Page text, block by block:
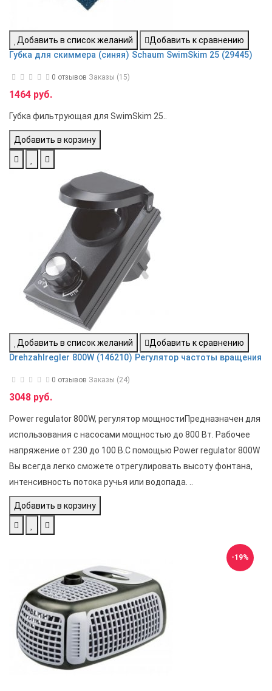
Добавить в список желаний
Добавить к сравнению
Губка для скиммера (синяя) Schaum SwimSkim 25 (29445)
0 отзывов Заказы (15)
1464 руб.
Губка фильтрующая для SwimSkim 25..
Добавить в корзину
Добавить в список желаний
Добавить к сравнению
Drehzahlregler 800W (146210) Регулятор частоты вращения
0 отзывов Заказы (24)
3048 руб.
Power regulator 800W, регулятор мощностиПредназначен для
использования с насосами мощностью до 800 Вт. Рабочее
напряжение от 230 до 100 В.С помощью Power regulator 800W
Вы всегда легко сможете отрегулировать высоту фонтана,
интенсивность потока ручья или водопада. ..
Добавить в корзину
-19%